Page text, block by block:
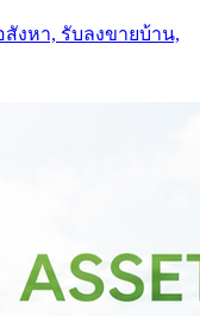
งหา, รับลงขายบ้าน,